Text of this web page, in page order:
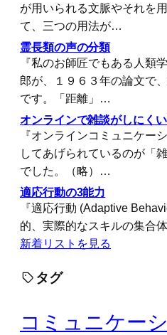
が用いられる文脈やそれを
て、三つの用法が…
霊長類の声の分類
『私のお師匠でもある人類
郎が、１９６３年の論文で
です。「距離」…
オンラインで雑談がしにく
『オンラインコミュニケー
してあげられているのが「
でした。（略）…
適応行動の3能力
『適応行動 (Adaptive
的、実際的なスキルの集合
新着リストを見る
タグ
コミュニケー